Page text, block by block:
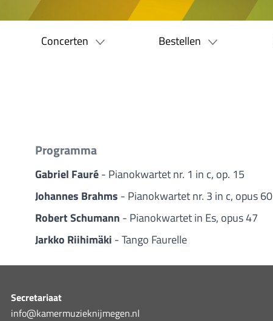
Concerten Bestellen
Programma
Gabriel Fauré- Pianokwartet nr. 1 in c, op. 15
Johannes Brahms - Pianokwartet nr. 3 in c, opus 60
Robert Schumann - Pianokwartet in Es, opus 47
Jarkko Riihimäki - Tango Faurelle
Secretariaat
info@kamermuzieknijmegen.nl